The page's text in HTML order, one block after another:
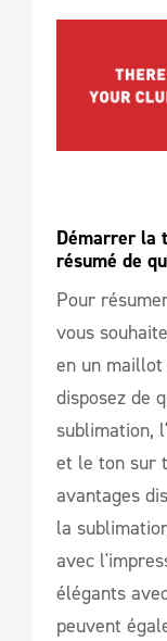
Démarrer la
résumé de
Pour
vous
en un maillot
disposez de
sublimation,
et le ton sur
avantages
la
avec
élégants
peuvent